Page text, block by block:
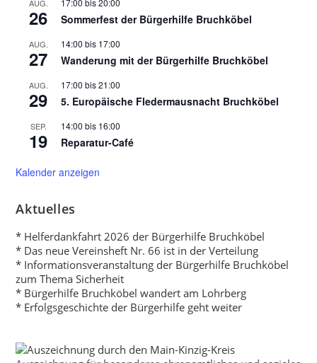
AUG.
26
17:00 bis20:00
Sommerfest der Bürgerhilfe Bruchköbel
AUG.
27
14:00 bis 17:00
Wanderung mit der Bürgerhilfe Bruchköbel
AUG.
29
17:00 bis21:00
5. Europäische Fledermausnacht Bruchköbel
SEP.
19
14:00 bis 16:00
Reparatur-Café
Kalender anzeigen
Aktuelles
* Helferdankfahrt 2026 der Bürgerhilfe Bruchköbel
* Das neue Vereinsheft Nr. 66 ist in der Verteilung
* Informationsveranstaltung der Bürgerhilfe Bruchköbel
zum Thema Sicherheit
* Bürgerhilfe Bruchköbel wandert am Lohrberg
* Erfolgsgeschichte der Bürgerhilfe geht weiter